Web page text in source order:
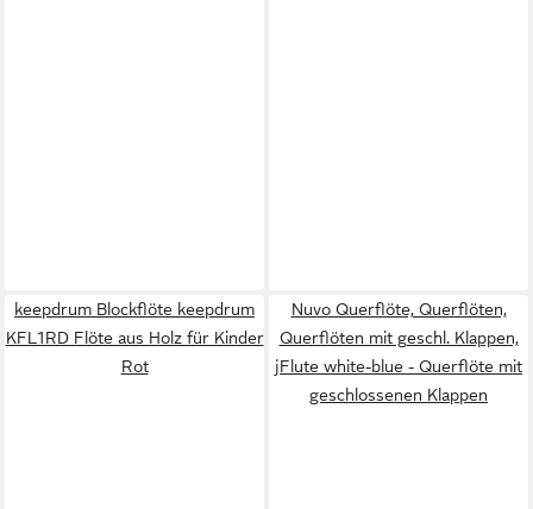
keepdrum Blockflöte keepdrum
KFL1RD Flöte aus Holz für Kinder
Rot
Nuvo Querflöte, Querflöten,
Querflöten mit geschl. Klappen,
jFlute white-blue - Querflöte mit
geschlossenen Klappen